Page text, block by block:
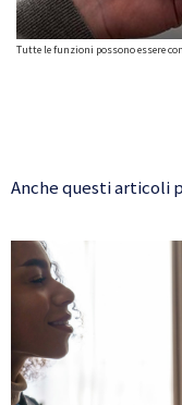
Tutte le funzioni possono essere
Anche questi articoli